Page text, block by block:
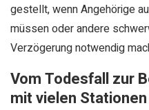
gestellt, wenn Angehörige
müssen oder andere
Verzögerung notwendig
Vom Todesfall zur
mit vielen Stationen